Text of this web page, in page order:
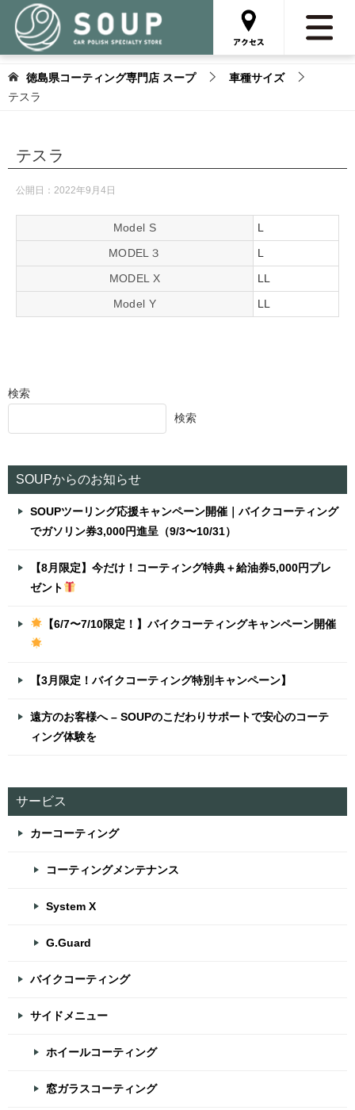
徳島県コーティング専門店 スープ
車種サイズ
テスラ
テスラ
公開日： 2022年9月4日
Model S
L
MODEL３
L
MODEL X
LL
Model Y
LL
検索
検索
SOUPからのお知らせ
SOUPツーリング応援キャンペーン開催｜バイクコーティング
でガソリン券3,000円進呈（9/3〜10/31）
【8月限定】今だけ！コーティング特典＋給油券5,000円プレ
ゼント
【6/7〜7/10限定！】バイクコーティングキャンペーン開催
【3月限定！バイクコーティング特別キャンペーン】
遠方のお客様へ – SOUPのこだわりサポートで安心のコーテ
ィング体験を
サービス
カーコーティング
コーティングメンテナンス
System X
G.Guard
バイクコーティング
サイドメニュー
ホイールコーティング
窓ガラスコーティング